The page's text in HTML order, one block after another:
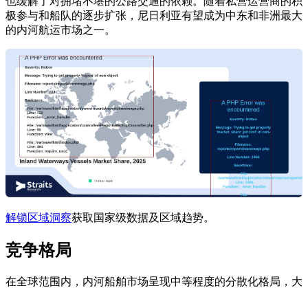
极参与和船队的逐步扩张，尼日利亚有望成为中东和非洲最大
的内河航运市场之一。
解锁区域洞察获取国家级数据及区域趋势。
竞争格局
在全球范围内，内河船舶市场呈现中等程度的分散化格局，大